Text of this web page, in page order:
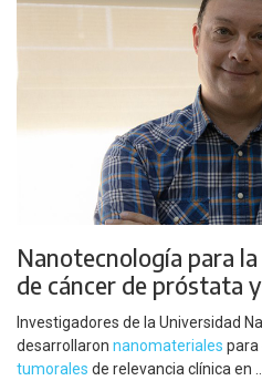
Nanotecnología para
de cáncer de próstata
Investigadores de la Universidad
desarrollaron nanomateriales para
tumorales de relevancia clínica en ...